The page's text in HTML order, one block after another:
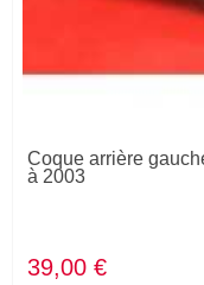
Coque arrière
à 2003
39,00 €